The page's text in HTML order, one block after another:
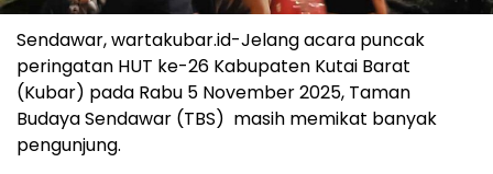
Sendawar, wartakubar.id-Jelang acara puncak
peringatan HUT ke-26 Kabupaten Kutai Barat
(Kubar) pada Rabu 5 November 2025, Taman
Budaya Sendawar (TBS) masih memikat banyak
pengunjung.